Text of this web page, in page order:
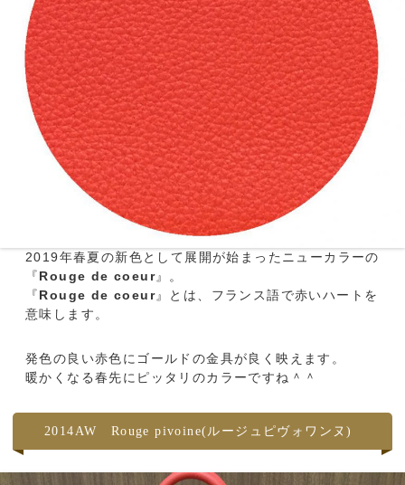
2019年春夏の新色として展開が始まったニューカラーの
『Rouge de coeur』。
『Rouge de coeur』とは、フランス語で赤いハートを
意味します。
発色の良い赤色にゴールドの金具が良く映えます。
暖かくなる春先にピッタリのカラーですね＾＾
2014AW Rouge pivoine(ルージュピヴォワンヌ)